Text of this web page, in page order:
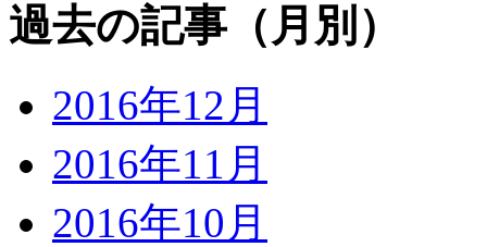
過去の記事（月別）
2016年12月
2016年11月
2016年10月